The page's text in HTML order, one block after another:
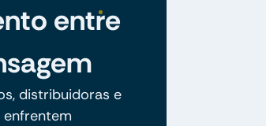
entre
distribuidoras e